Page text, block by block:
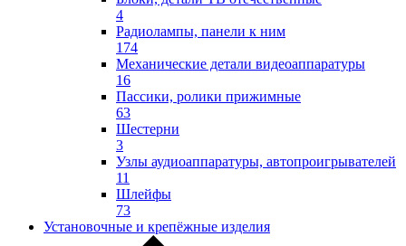
4
Радиолампы, панели к ним
174
Механические детали видеоаппаратуры
16
Пассики, ролики прижимные
63
Шестерни
3
Узлы аудиоаппаратуры, автопроигрывателей
11
Шлейфы
73
Установочные и крепёжные изделия